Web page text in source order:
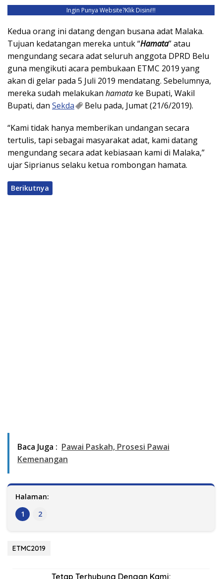
Ingin Punya Website?Klik Disini!!!
Kedua orang ini datang dengan busana adat Malaka.
Tujuan kedatangan mereka untuk “Hamata” atau
mengundang secara adat seluruh anggota DPRD Belu
guna mengikuti acara pembukaan ETMC 2019 yang
akan di gelar pada 5 Juli 2019 mendatang. Sebelumnya,
mereka sudah melakukan hamata ke Bupati, Wakil
Bupati, dan Sekda Belu pada, Jumat (21/6/2019).
“Kami tidak hanya memberikan undangan secara
tertulis, tapi sebagai masyarakat adat, kami datang
mengundang secara adat kebiasaan kami di Malaka,”
ujar Siprianus selaku ketua rombongan hamata.
Berikutnya
Baca Juga : Pawai Paskah, Prosesi Pawai
Kemenangan
Halaman:
1
2
ETMC2019
Tetap Terhubung Dengan Kami: